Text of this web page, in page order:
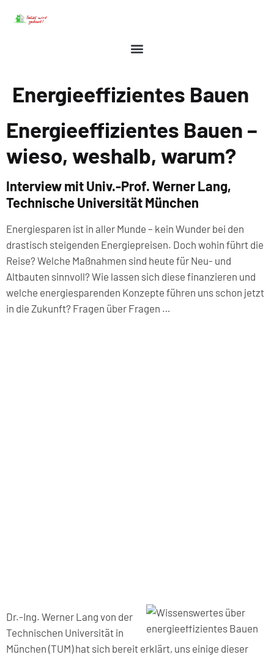
Energieeffizientes Bauen
Energieeffizientes Bauen –
wieso, weshalb, warum?
Interview mit Univ.-Prof. Werner Lang,
Technische Universität München
Energiesparen ist in aller Munde – kein Wunder bei den
drastisch steigenden Energiepreisen. Doch wohin führt die
Reise? Welche Maßnahmen sind heute für Neu- und
Altbauten sinnvoll? Wie lassen sich diese finanzieren und
welche energiesparenden Konzepte führen uns schon jetzt
in die Zukunft? Fragen über Fragen …
Dr.-Ing. Werner Lang von der
Technischen Universität in
München (TUM) hat sich bereit erklärt, uns einige dieser